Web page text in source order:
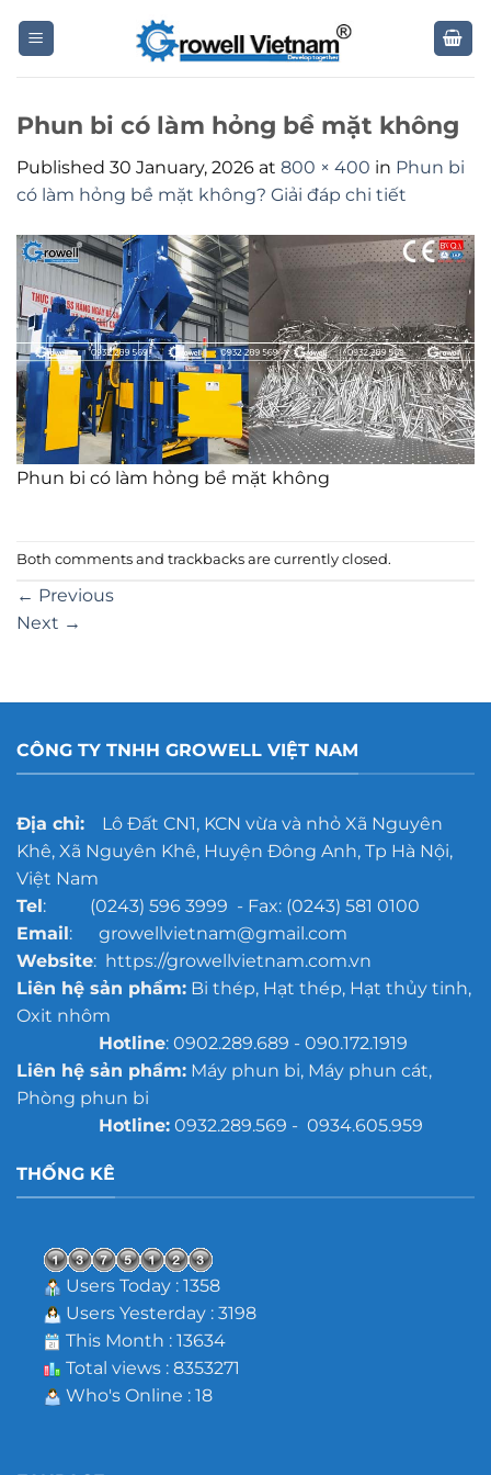
Phun bi có làm hỏng bề mặt không
Published 30 January, 2026 at 800 × 400 in Phun bi
có làm hỏng bề mặt không? Giải đáp chi tiết
Phun bi có làm hỏng bề mặt không
Both comments and trackbacks are currently closed.
← Previous
Next →
CÔNG TY TNHH GROWELL VIỆT NAM
Địa chỉ:Lô Đất CN1, KCN vừa và nhỏ Xã Nguyên
Khê, Xã Nguyên Khê, Huyện Đông Anh, Tp Hà Nội,
Việt Nam
Tel: (0243) 596 3999 - Fax: (0243) 581 0100
Email: growellvietnam@gmail.com
Website: https://growellvietnam.com.vn
Liên hệ sản phẩm:Bi thép, Hạt thép, Hạt thủy tinh,
Oxit nhôm
Hotline: 0902.289.689 - 090.172.1919
Liên hệ sản phẩm:Máy phun bi, Máy phun cát,
Phòng phun bi
Hotline:0932.289.569 - 0934.605.959
THỐNG KÊ
Users Today : 1358
Users Yesterday : 3198
This Month : 13634
Total views : 8353271
Who's Online : 18